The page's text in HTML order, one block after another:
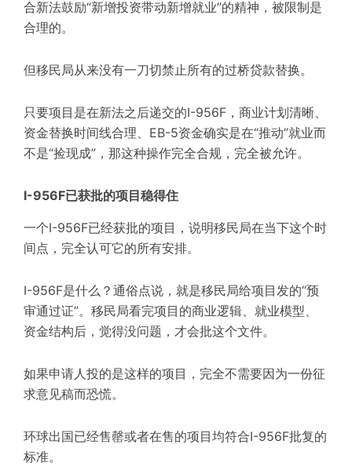
合新法鼓励“新增投资带动新增就业”的精神，被限制是
合理的。
但移民局从来没有一刀切禁止所有的过桥贷款替换。
只要项目是在新法之后递交的I-956F，商业计划清晰、
资金替换时间线合理、EB-5资金确实是在“推动”就业而
不是“捡现成”，那这种操作完全合规，完全被允许。
I-956F已获批的项目稳得住
一个I-956F已经获批的项目，说明移民局在当下这个时
间点，完全认可它的所有安排。
I-956F是什么？通俗点说，就是移民局给项目发的“预
审通过证”。移民局看完项目的商业逻辑、就业模型、
资金结构后，觉得没问题，才会批这个文件。
如果申请人投的是这样的项目，完全不需要因为一份征
求意见稿而恐慌。
环球出国已经售罄或者在售的项目均符合I-956F批复的
标准。